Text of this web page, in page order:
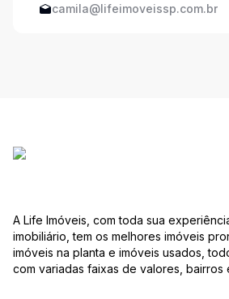
camila@lifeimoveissp.com.br
A Life Imóveis, com toda sua
imobiliário, tem os melhores imóveis
imóveis na planta e imóveis usados,
com variadas faixas de valores, bairros